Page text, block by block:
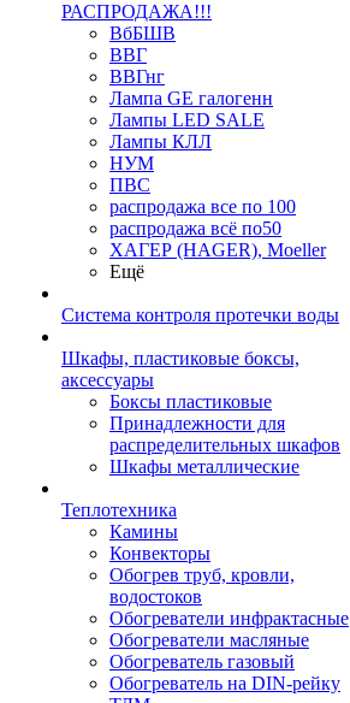
РАСПРОДАЖА!!!
ВбБШВ
ВВГ
ВВГнг
Лампа GE галогенн
Лампы LED SALE
Лампы КЛЛ
НУМ
ПВС
распродажа все по 100
распродажа всё по50
ХАГЕР (HAGER), Moeller
Ещё
Система контроля протечки воды
Шкафы, пластиковые боксы,
аксессуары
Боксы пластиковые
Принадлежности для
распределительных шкафов
Шкафы металлические
Теплотехника
Камины
Конвекторы
Обогрев труб, кровли,
водостоков
Обогреватели инфрактасные
Обогреватели масляные
Обогреватель газовый
Обогреватель на DIN-рейку